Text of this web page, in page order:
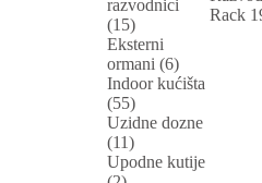
razvodnici
(15)
Rack
Eksterni
ormani (6)
Indoor kućišta
(55)
Uzidne dozne
(11)
Upodne kutije